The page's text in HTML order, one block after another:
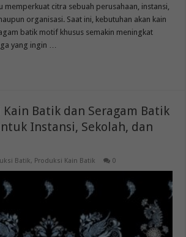
memperkuat citra sebuah perusahaan, instansi,
organisasi. Saat ini, kebutuhan akan kain
batik motif khusus semakin meningkat
yang ingin …
Kain Batik dan Seragam Batik
Instansi, Sekolah, dan
Batik, Produksi Kain Batik 0